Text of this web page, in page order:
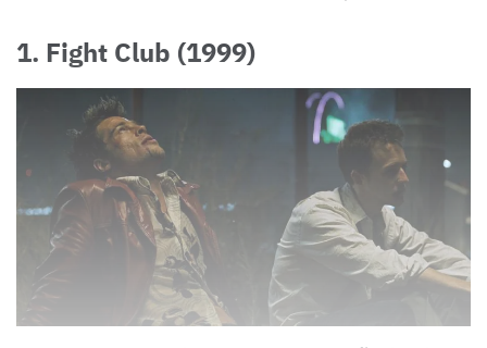
1. Fight Club (1999)